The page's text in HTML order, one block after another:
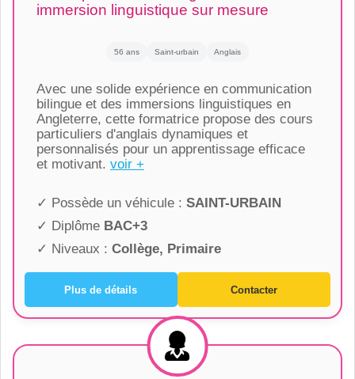
immersion linguistique sur mesure
56 ans Saint-urbain Anglais
Avec une solide expérience en communication
bilingue et des immersions linguistiques en
Angleterre, cette formatrice propose des cours
particuliers d'anglais dynamiques et
personnalisés pour un apprentissage efficace
et motivant. voir +
✓ Possède un véhicule : SAINT-URBAIN
✓ Diplôme BAC+3
✓ Niveaux : Collège, Primaire
Plus de détails Contacter